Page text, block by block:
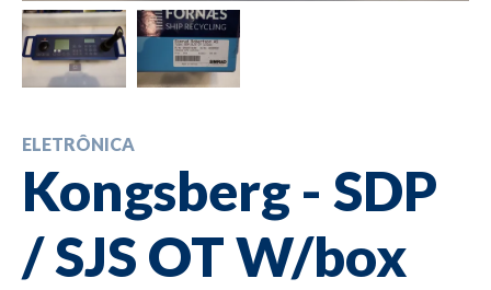
ELETRÔNICA
Kongsberg - SDP
/ SJS OT W/box